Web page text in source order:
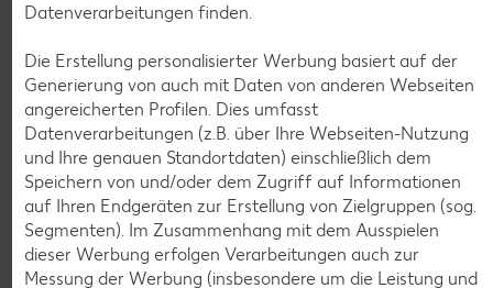
K-TAKE IT VEGGIE
versch. Sorten
je 400-g-Becher
(1 kg = 3.23)
1.29
Diese Artikel findest du an unserer
Frischetheke
Datenverarbeitungen finden.
Die Erstellung personalisierter Werbung basiert auf der
Generierung von auch mit Daten von anderen Webseiten
angereicherten Profilen. Dies umfasst
Datenverarbeitungen (z.B. über Ihre Webseiten-Nutzung
und Ihre genauen Standortdaten) einschließlich dem
Speichern von und/oder dem Zugriff auf Informationen
auf Ihren Endgeräten zur Erstellung von Zielgruppen (sog.
Segmenten). Im Zusammenhang mit dem Ausspielen
dieser Werbung erfolgen Verarbeitungen auch zur
Messung der Werbung (insbesondere um die Leistung und